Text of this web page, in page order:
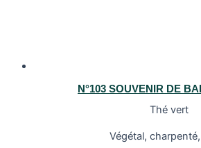
N°103 SOUVENIR DE
Thé vert
Végétal,